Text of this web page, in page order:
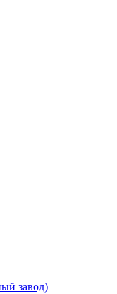
завод)